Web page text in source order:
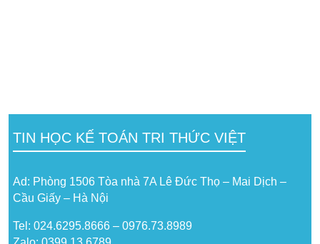
TIN HỌC KẾ TOÁN TRI THỨC VIỆT
Ad: Phòng 1506 Tòa nhà 7A Lê Đức Thọ – Mai Dịch –
Cầu Giấy – Hà Nội
Tel: 024.6295.8666 – 0976.73.8989